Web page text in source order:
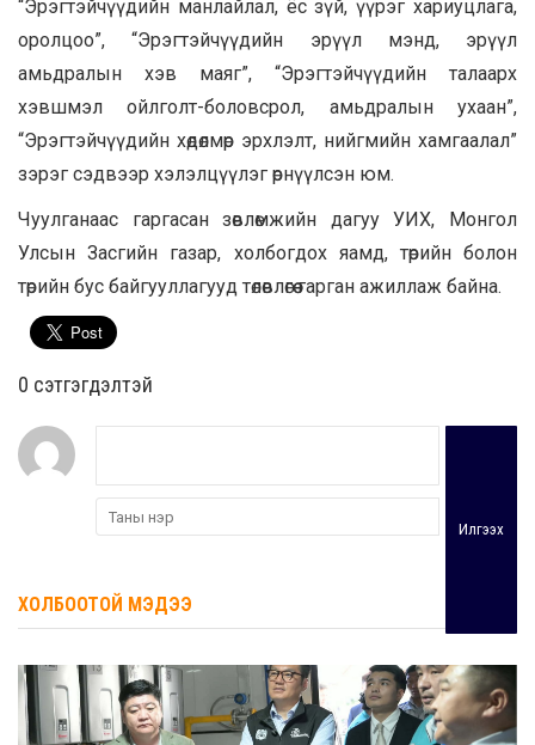
“Эрэгтэйчүүдийн манлайлал, ёс зүй, үүрэг хариуцлага,
оролцоо”, “Эрэгтэйчүүдийн эрүүл мэнд, эрүүл
амьдралын хэв маяг”, “Эрэгтэйчүүдийн талаарх
хэвшмэл ойлголт-боловсрол, амьдралын ухаан”,
“Эрэгтэйчүүдийн хөдөлмөр эрхлэлт, нийгмийн хамгаалал”
зэрэг сэдвээр хэлэлцүүлэг өрнүүлсэн юм.
Чуулганаас гаргасан зөвлөмжийн дагуу УИХ, Монгол
Улсын Засгийн газар, холбогдох яамд, төрийн болон
төрийн бус байгууллагууд төлөвлөгөө гарган ажиллаж байна.
0 cэтгэгдэлтэй
Илгээх
ХОЛБООТОЙ МЭДЭЭ